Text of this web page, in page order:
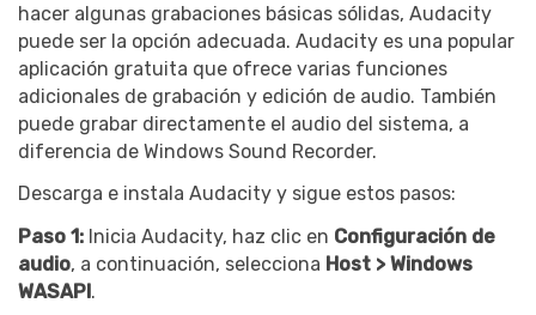
hacer algunas grabaciones básicas sólidas, Audacity
puede ser la opción adecuada. Audacity es una popular
aplicación gratuita que ofrece varias funciones
adicionales de grabación y edición de audio. También
puede grabar directamente el audio del sistema, a
diferencia de Windows Sound Recorder.
Descarga e instala Audacity y sigue estos pasos:
Paso 1: Inicia Audacity, haz clic en Configuración de
audio, a continuación, selecciona Host > Windows
WASAPI.